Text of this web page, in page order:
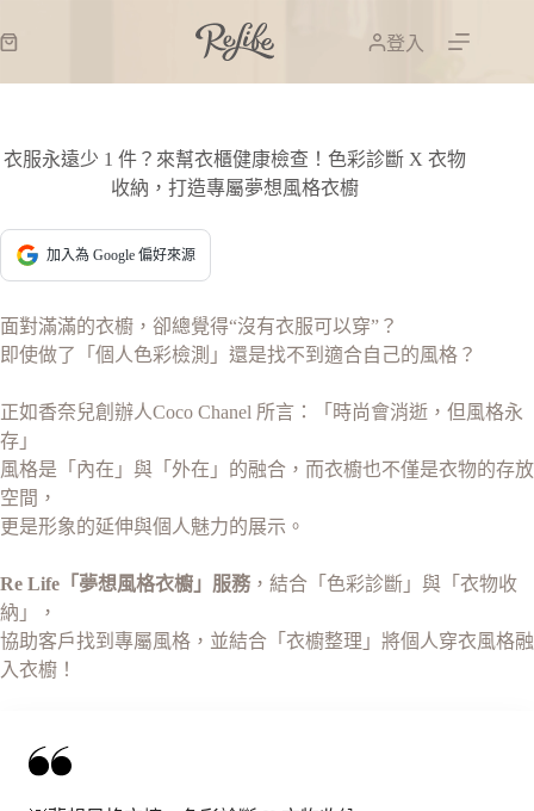
登入
衣服永遠少 1 件？來幫衣櫃健康檢查！色彩診斷 X 衣物
收納，打造專屬夢想風格衣櫥
加入為 Google 偏好來源
面對滿滿的衣櫥，卻總覺得“沒有衣服可以穿”？
即使做了「個人色彩檢測」還是找不到適合自己的風格？
正如香奈兒創辦人Coco Chanel 所言：「時尚會消逝，但風格永
存」
風格是「內在」與「外在」的融合，而衣櫥也不僅是衣物的存放
空間，
更是形象的延伸與個人魅力的展示。
Re Life「夢想風格衣櫥」服務 ，結合「色彩診斷」與「衣物收
納」，
協助客戶找到專屬風格，並結合「衣櫥整理」將個人穿衣風格融
入衣櫥！